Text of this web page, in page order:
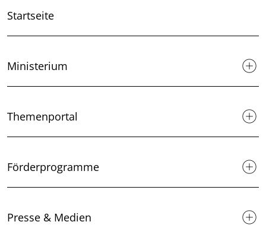
Startseite
Ministerium
Themenportal
Förderprogramme
Presse & Medien